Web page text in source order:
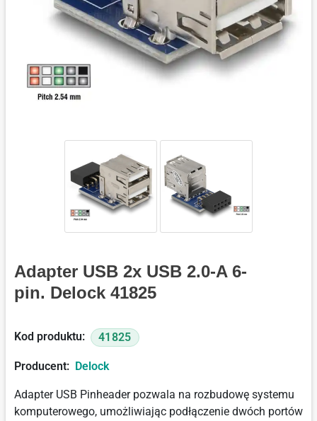
Adapter USB 2x USB 2.0-A 6-
pin. Delock 41825
Kod produktu: 41825
Producent: Delock
Adapter USB Pinheader pozwala na rozbudowę systemu
komputerowego, umożliwiając podłączenie dwóch portów